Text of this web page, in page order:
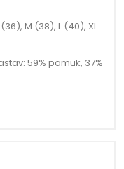
M (38), L (40), XL
59% pamuk, 37%